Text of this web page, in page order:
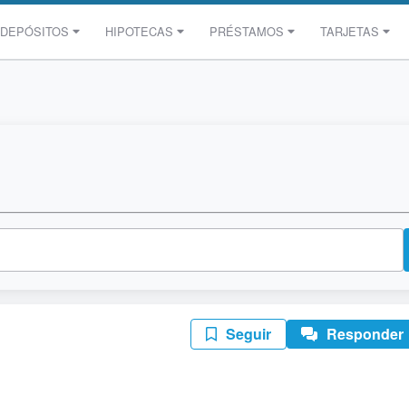
DEPÓSITOS HIPOTECAS PRÉSTAMOS TARJETAS
Seguir Responder